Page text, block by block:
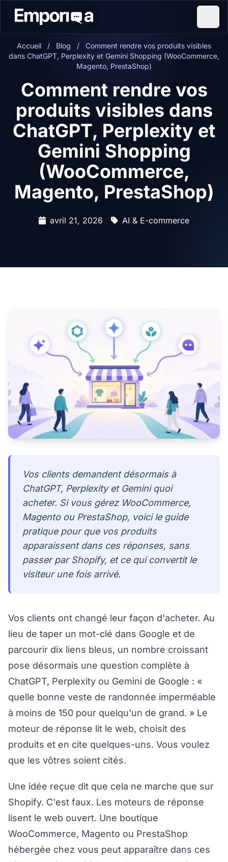
Accueil / Blog /
Comment rendre vos produits visibles
dans ChatGPT, Perplexity et Gemini Shopping (WooCommerce,
Magento, PrestaShop)
Comment rendre vos
produits visibles dans
ChatGPT, Perplexity et
Gemini Shopping
(WooCommerce,
Magento, PrestaShop)
avril 21, 2026 AI & E-commerce
Vos clients demandent désormais à
ChatGPT, Perplexity et Gemini quoi
acheter. Si vous gérez WooCommerce,
Magento ou PrestaShop, voici le guide
pratique pour que vos produits
apparaissent dans ces réponses, sans
passer par Shopify, et ce qui convertit le
visiteur une fois arrivé.
Vos clients ont changé leur façon d'acheter. Au
lieu de taper un mot-clé dans Google et de
parcourir dix liens bleus, un nombre croissant
pose désormais une question complète à
ChatGPT, Perplexity ou Gemini de Google : «
quelle bonne veste de randonnée imperméable
à moins de 150 pour quelqu'un de grand. » Le
moteur de réponse lit le web, choisit des
produits et en cite quelques-uns. Vous voulez
que les vôtres soient cités.
Une idée reçue dit que cela ne marche que sur
Shopify. C'est faux. Les moteurs de réponse
lisent le web ouvert. Une boutique
WooCommerce, Magento ou PrestaShop
hébergée chez vous peut apparaître dans ces